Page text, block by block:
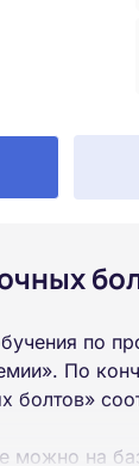
по
По
болтов»
можно на